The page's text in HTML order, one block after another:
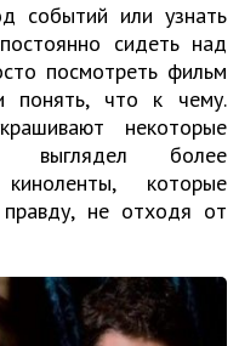
событий или узнать
сидеть над
посмотреть фильм
понять, что к чему.
некоторые
выглядел более
которые
правду, не отходя от